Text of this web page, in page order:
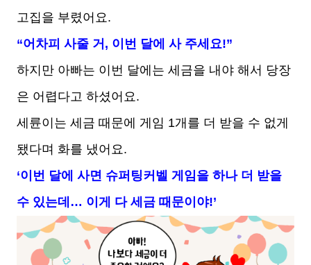
고집을 부렸어요.
“어차피 사줄 거, 이번 달에 사 주세요!”
하지만 아빠는 이번 달에는 세금을 내야 해서 당장
은 어렵다고 하셨어요.
세륜이는 세금 때문에 게임 1개를 더 받을 수 없게
됐다며 화를 냈어요.
‘이번 달에 사면 슈퍼팅커벨 게임을 하나 더 받을
수 있는데… 이게 다 세금 때문이야!’